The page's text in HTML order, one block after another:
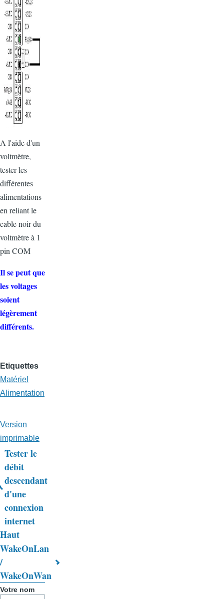
A l'aide d'un
voltmètre,
tester les
différentes
alimentations
en reliant le
cable noir du
voltmètre à 1
pin COM
Il se peut que
les voltages
soient
légèrement
différents.
Etiquettes
Matériel
Alimentation
Version
imprimable
Liens
transversaux
de
livre
pour
Trucs
&
Astuces
Tester le
débit
descendant
d'une
connexion
internet
Haut
WakeOnLan
/
WakeOnWan
Votre nom